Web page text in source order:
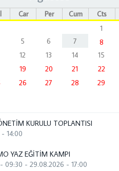
Çar Per Cum Cts
1
5 6 7 8
12 13 14 15
19 20 21 22
26 27 28 29
KURULU TOPLANTISI
14:00
YAZ EĞİTİM KAMPI
09:30 -29.08.2026 - 17:00